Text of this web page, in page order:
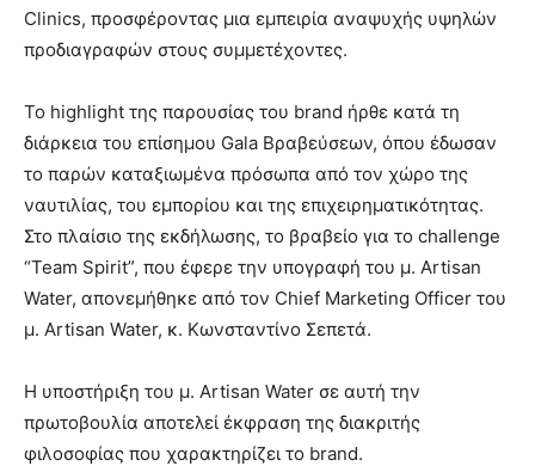
Clinics, προσφέροντας μια εμπειρία αναψυχής υψηλών
προδιαγραφών στους συμμετέχοντες.
Το highlight της παρουσίας του brand ήρθε κατά τη
διάρκεια του επίσημου Gala Βραβεύσεων, όπου έδωσαν
το παρών καταξιωμένα πρόσωπα από τον χώρο της
ναυτιλίας, του εμπορίου και της επιχειρηματικότητας.
Στο πλαίσιο της εκδήλωσης, το βραβείο για το challenge
“Team Spirit”, που έφερε την υπογραφή του μ. Artisan
Water, απονεμήθηκε από τον Chief Marketing Officer του
μ. Artisan Water, κ. Κωνσταντίνο Σεπετά.
Η υποστήριξη του μ. Artisan Water σε αυτή την
πρωτοβουλία αποτελεί έκφραση της διακριτής
φιλοσοφίας που χαρακτηρίζει το brand.